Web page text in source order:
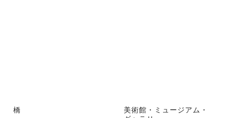
橋
美術館・ミュージアム・